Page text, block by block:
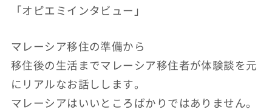
「オピエミインタビュー」
マレーシア移住の準備から
移住後の生活までマレーシア移住者が体験談を元
にリアルなお話しします。
マレーシアはいいところばかりではありません。